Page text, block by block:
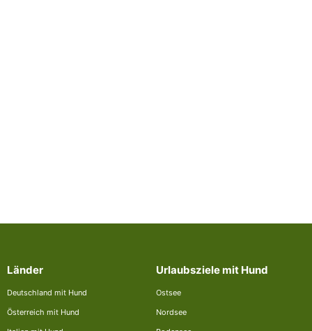
Länder
Deutschland mit Hund
Österreich mit Hund
Urlaubsziele mit Hund
Ostsee
Nordsee